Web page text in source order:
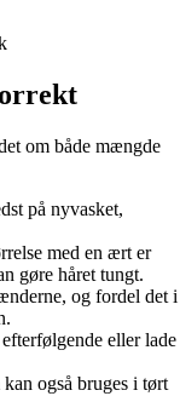
om både mængde
på nyvasket,
med en ært er
gøre håret tungt.
og fordel det i
eller lade
også bruges i tørt